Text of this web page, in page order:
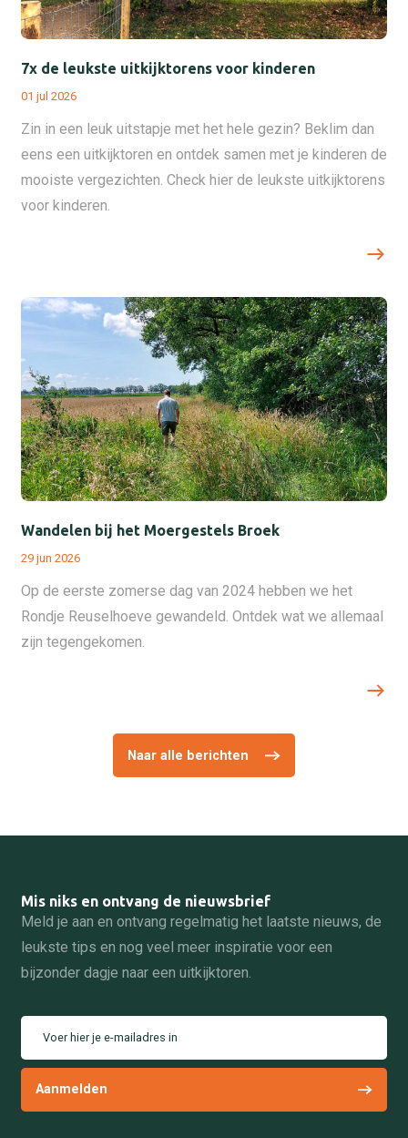
7x de leukste uitkijktorens voor kinderen
01 jul 2026
Zin in een leuk uitstapje met het hele gezin? Beklim dan
eens een uitkijktoren en ontdek samen met je kinderen de
mooiste vergezichten. Check hier de leukste uitkijktorens
voor kinderen.
Wandelen bij het Moergestels Broek
29 jun 2026
Op de eerste zomerse dag van 2024 hebben we het
Rondje Reuselhoeve gewandeld. Ontdek wat we allemaal
zijn tegengekomen.
Naar alle berichten
Mis niks en ontvang de nieuwsbrief
Meld je aan en ontvang regelmatig het laatste nieuws, de
leukste tips en nog veel meer inspiratie voor een
bijzonder dagje naar een uitkijktoren.
Voer hier je e-mailadres in